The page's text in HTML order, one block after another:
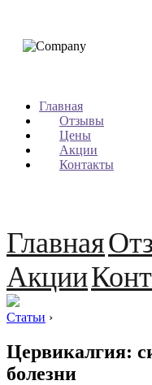
Главная
Отзывы
Цены
Акции
Контакты
Главная
Акции
Статьи ›
Цервикалгия:
болезни